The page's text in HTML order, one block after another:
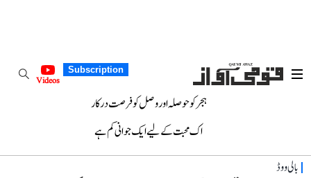
Subscription
Videos
ہجر کو حوصلہ اور وصل کو فرصت درکار
اک محبت کے لیے ایک جوانی کم ہے
بالی ووڈ